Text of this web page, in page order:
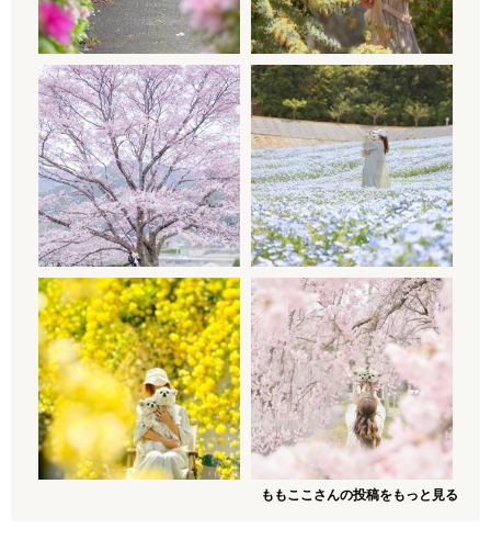
ももここさんの投稿をもっと見る